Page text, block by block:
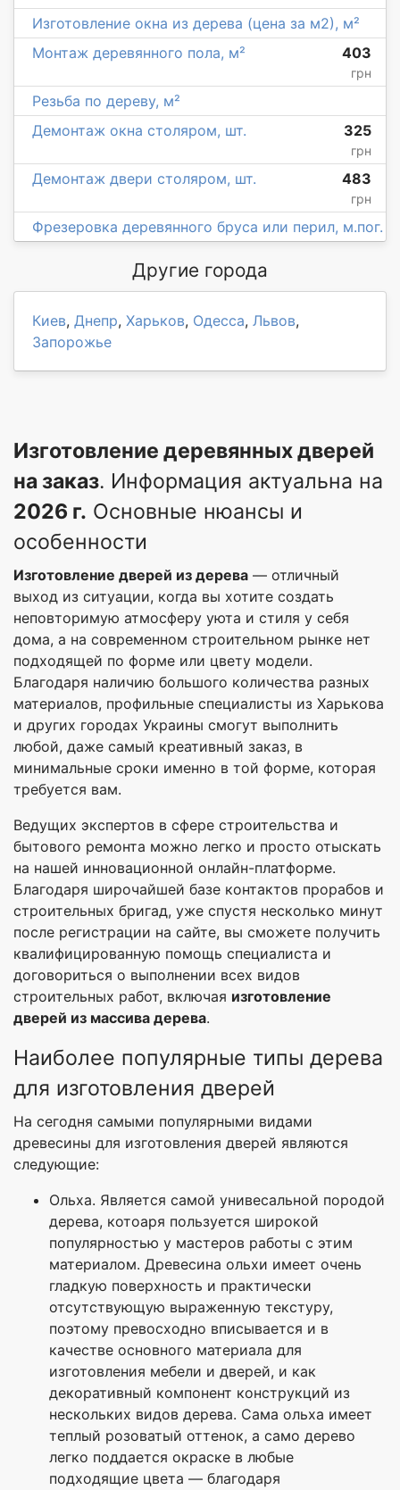
Изготовление окна из дерева (цена за м2), м²
Монтаж деревянного пола, м²
403
грн
Резьба по дереву, м²
Демонтаж окна столяром, шт.
325
грн
Демонтаж двери столяром, шт. 483
грн
Фрезеровка деревянного бруса или перил, м.пог.
Другие города
Киев, Днепр, Харьков, Одесса, Львов,
Запорожье
Изготовление деревянных дверей
на заказ. Информация актуальна на
2026 г. Основные нюансы и
особенности
Изготовление дверей из дерева — отличный
выход из ситуации, когда вы хотите создать
неповторимую атмосферу уюта и стиля у себя
дома, а на современном строительном рынке нет
подходящей по форме или цвету модели.
Благодаря наличию большого количества разных
материалов, профильные специалисты из Харькова
и других городах Украины смогут выполнить
любой, даже самый креативный заказ, в
минимальные сроки именно в той форме, которая
требуется вам.
Ведущих экспертов в сфере строительства и
бытового ремонта можно легко и просто отыскать
на нашей инновационной онлайн-платформе.
Благодаря широчайшей базе контактов прорабов и
строительных бригад, уже спустя несколько минут
после регистрации на сайте, вы сможете получить
квалифицированную помощь специалиста и
договориться о выполнении всех видов
строительных работ, включая изготовление
дверей из массива дерева.
Наиболее популярные типы дерева
для изготовления дверей
На сегодня самыми популярными видами
древесины для изготовления дверей являются
следующие:
Ольха. Является самой унивесальной породой
дерева, котоаря пользуется широкой
популярностью у мастеров работы с этим
материалом. Древесина ольхи имеет очень
гладкую поверхность и практически
отсутствующую выраженную текстуру,
поэтому превосходно вписывается и в
качестве основного материала для
изготовления мебели и дверей, и как
декоративный компонент конструкций из
нескольких видов дерева. Сама ольха имеет
теплый розоватый оттенок, а само дерево
легко поддается окраске в любые
подходящие цвета — благодаря